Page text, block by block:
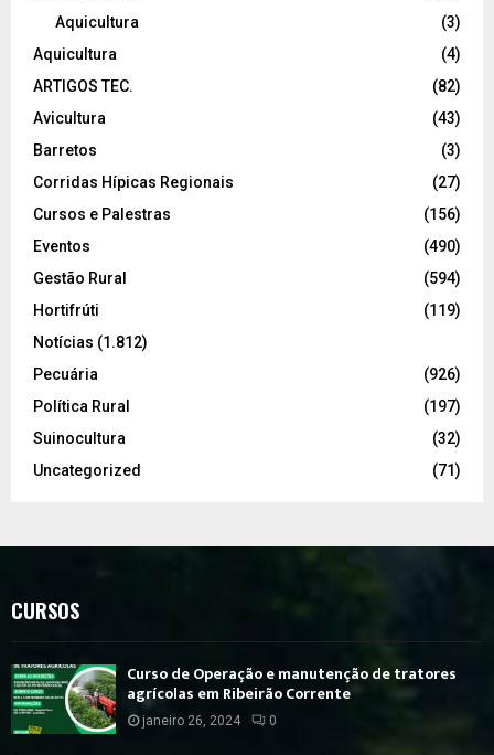
Aquicultura
(3)
Aquicultura
(4)
ARTIGOS TEC.
(82)
Avicultura
(43)
Barretos
(3)
Corridas Hípicas Regionais
(27)
Cursos e Palestras
(156)
Eventos
(490)
Gestão Rural
(594)
Hortifrúti
(119)
Notícias (1.812)
Pecuária
(926)
Política Rural
(197)
Suinocultura
(32)
Uncategorized
(71)
CURSOS
Curso de Operação e manutenção de tratores
agrícolas em Ribeirão Corrente
janeiro 26, 2024 0